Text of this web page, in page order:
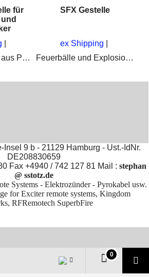
für
Abschussgestelle aus PE und Aluminium für Vulkane, Singleshots, Feuertöpfe und Kometen.
SFX Gestelle
ex Shipping
Feuerbälle und Explosionen mit Lycopodium oder Lyco-Ersatz für SFX und Schadensdarstellung oder Unfalldarstellung
Insel 9 b - 21129 Hamburg - Ust.-IdNr.
DE208830659
Fax +4940 / 742 127 81 Mail : stephan
@ sstotz.de
Systems - Elektrozünder - Pyrokabel usw.
for Exciter remote systems, Kingdom
RFRemotech SuperbFire
0